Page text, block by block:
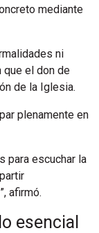
mediante
ni
el don de
de la Iglesia.
plenamente en
para escuchar la
afirmó.
esencial